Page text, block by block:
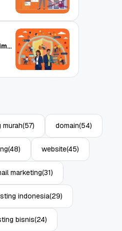
(57) domain(54)
(48) website(45)
marketing(31)
indonesia(29)
bisnis(24)